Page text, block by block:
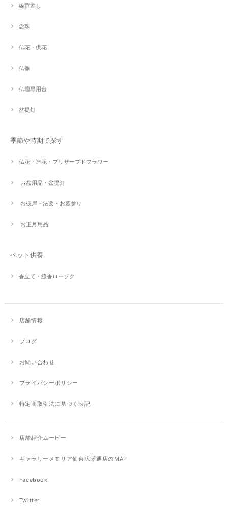
線香差し
念珠
仏花・供花
仏像
仏壇専用台
盆提灯
季節や時期で探す
仏花・造花・プリザーブドフラワー
お盆用品・盆提灯
お彼岸・法要・お墓参り
お正月用品
ペット供養
香立て・線香ローソク
店舗情報
ブログ
お問い合わせ
プライバシーポリシー
特定商取引法に基づく表記
店舗紹介ムービー
ギャラリーメモリア仙台広瀬通店のMAP
Facebook
Twitter